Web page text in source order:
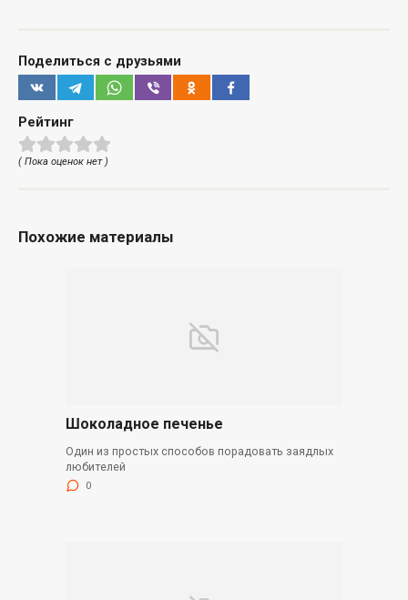
Поделиться с друзьями
Рейтинг
( Пока оценок нет )
Похожие материалы
Шоколадное печенье
Один из простых способов порадовать заядлых
любителей
0